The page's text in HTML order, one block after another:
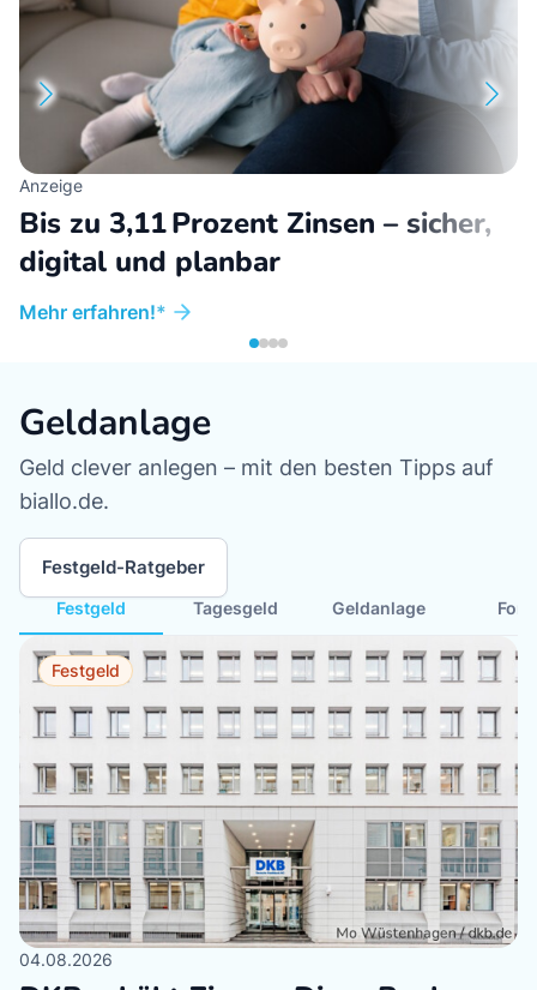
Anzeige
Bis zu 3,11 Prozent Zinsen – sicher,
digital und planbar
Mehr erfahren!
Geldanlage
Geld clever anlegen – mit den besten Tipps auf
biallo.de.
Festgeld-Ratgeber
Festgeld Tagesgeld Geldanlage
Festgeld
04.08.2026